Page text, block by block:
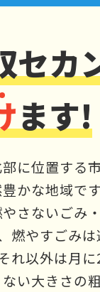
セカ
ます!
に位置する
かな地域で
さないごみ
燃やすごみ
れ以外は月に
い大きさの